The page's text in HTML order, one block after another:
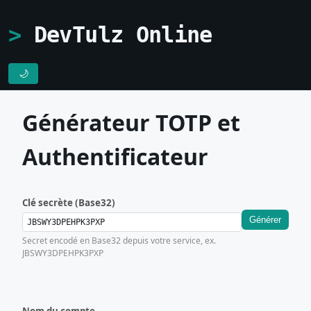
DevTulz Online
🌙
Générateur TOTP et
Authentificateur
Clé secrète (Base32)
Générer
Secret encodé en Base32 depuis votre service, ex.
JBSWY3DPEHPK3PXP